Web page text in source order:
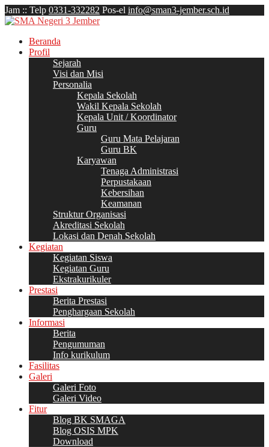
Jam :: Telp 0331-332282 Pos-el info@sman3-jember.sch.id
Beranda
Profil
Sejarah
Visi dan Misi
Personalia
Kepala Sekolah
Wakil Kepala Sekolah
Kepala Unit / Koordinator
Guru
Guru Mata Pelajaran
Guru BK
Karyawan
Tenaga Administrasi
Perpustakaan
Kebersihan
Keamanan
Struktur Organisasi
Akreditasi Sekolah
Lokasi dan Denah Sekolah
Kegiatan
Kegiatan Siswa
Kegiatan Guru
Ekstrakurikuler
Prestasi
Berita Prestasi
Penghargaan Sekolah
Informasi
Berita
Pengumuman
Info kurikulum
Fasilitas
Galeri
Galeri Foto
Galeri Video
Fitur
Blog BK SMAGA
Blog OSIS MPK
Download